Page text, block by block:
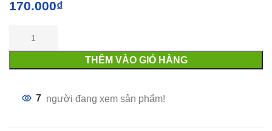
170.000₫
THÊM VÀO GIỎ HÀNG
7 người đang xem sản phẩm!